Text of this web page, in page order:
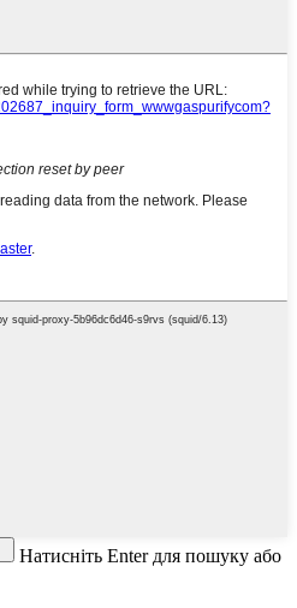
Натисніть Enter для пошуку або